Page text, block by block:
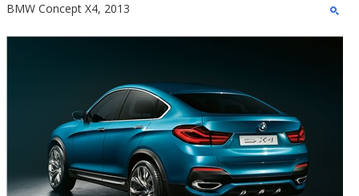
BMW Concept X4, 2013